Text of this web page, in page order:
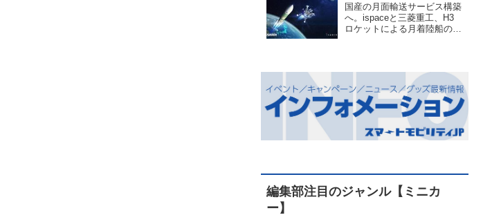
国産の月面輸送サービス構築
へ。ispaceと三菱重工、H3
ロケットによる月着陸船の打
編集部注目のジャンル【ミニカ
ー】